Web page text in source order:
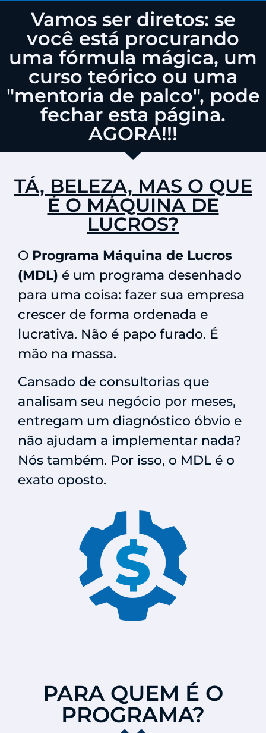
Vamos ser diretos: se
você está procurando
uma fórmula mágica, um
curso teórico ou uma
"mentoria de palco", pode
fechar esta página.
AGORA!!!
TÁ, BELEZA, MAS O QUE
É O MÁQUINA DE
LUCROS?
O Programa Máquina de Lucros
(MDL) é um programa desenhado
para uma coisa: fazer sua empresa
crescer de forma ordenada e
lucrativa. Não é papo furado. É
mão na massa.
Cansado de consultorias que
analisam seu negócio por meses,
entregam um diagnóstico óbvio e
não ajudam a implementar nada?
Nós também. Por isso, o MDL é o
exato oposto.
PARA QUEM É O
PROGRAMA?